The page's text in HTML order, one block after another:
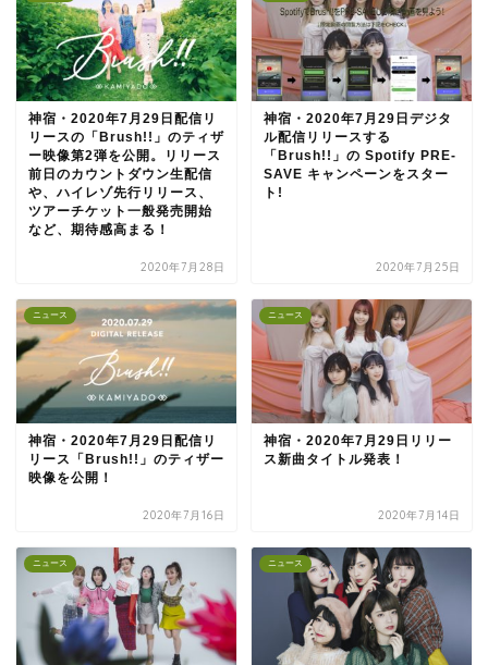
神宿・2020年7月29日配信リ
リースの「Brush!!」のティザ
ー映像第2弾を公開。リリース
前日のカウントダウン生配信
や、ハイレゾ先行リリース、
ツアーチケット一般発売開始
など、期待感高まる！
2020年7月28日
神宿・2020年7月29日デジタ
ル配信リリースする
「Brush!!」の Spotify PRE-
SAVE キャンペーンをスター
ト!
2020年7月25日
ニュース
神宿・2020年7月29日配信リ
リース「Brush!!」のティザー
映像を公開！
2020年7月16日
ニュース
神宿・2020年7月29日リリー
ス新曲タイトル発表！
2020年7月14日
ニュース ニュース